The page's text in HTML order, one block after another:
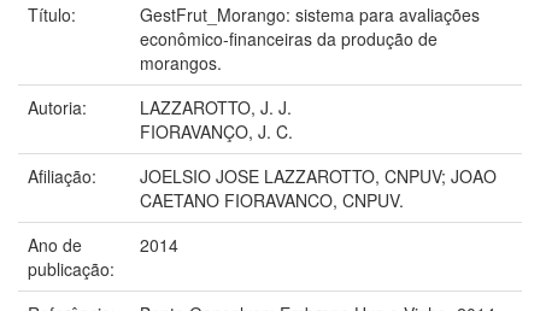
Título:
GestFrut_Morango: sistema para avaliações
econômico-financeiras da produção de
morangos.
Autoria:
LAZZAROTTO, J. J.
FIORAVANÇO, J. C.
Afiliação:
JOELSIO JOSE LAZZAROTTO, CNPUV; JOAO
CAETANO FIORAVANCO, CNPUV.
Ano de
publicação:
2014